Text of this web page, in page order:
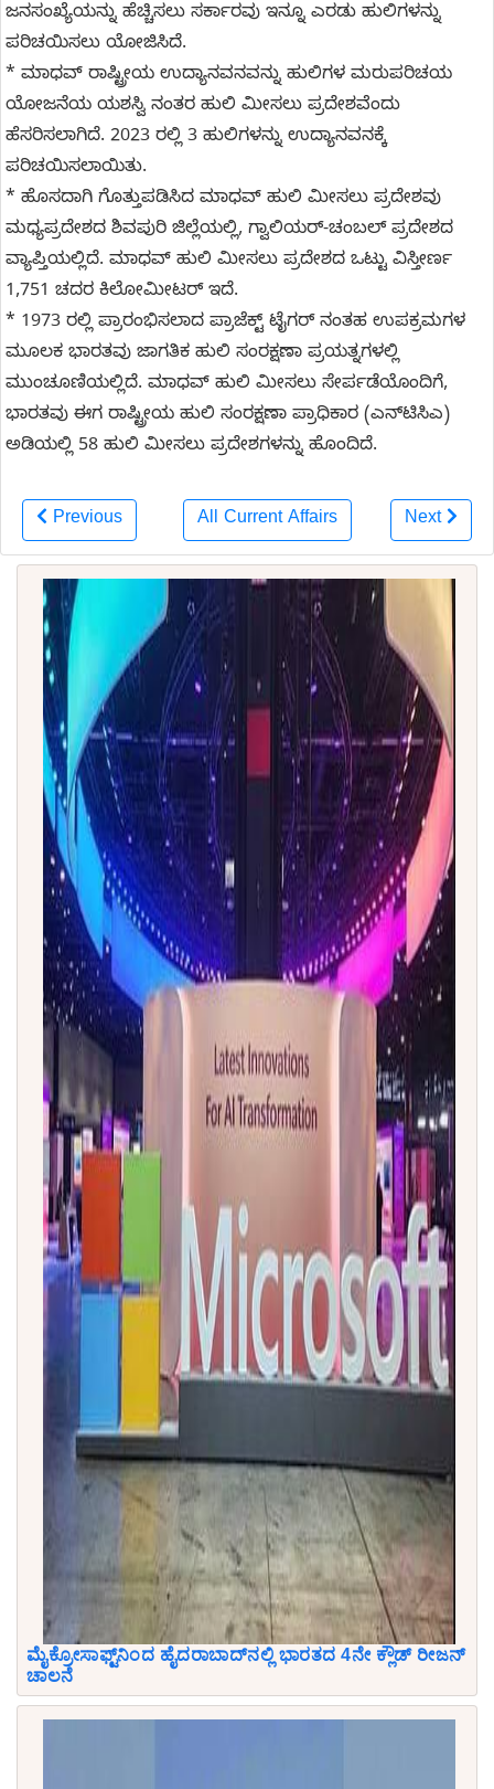
ಜನಸಂಖ್ಯೆಯನ್ನು ಹೆಚ್ಚಿಸಲು ಸರ್ಕಾರವು ಇನ್ನೂ ಎರಡು ಹುಲಿಗಳನ್ನು
ಪರಿಚಯಿಸಲು ಯೋಜಿಸಿದೆ.
* ಮಾಧವ್ ರಾಷ್ಟ್ರೀಯ ಉದ್ಯಾನವನವನ್ನು ಹುಲಿಗಳ ಮರುಪರಿಚಯ
ಯೋಜನೆಯ ಯಶಸ್ವಿ ನಂತರ ಹುಲಿ ಮೀಸಲು ಪ್ರದೇಶವೆಂದು
ಹೆಸರಿಸಲಾಗಿದೆ. 2023 ರಲ್ಲಿ 3 ಹುಲಿಗಳನ್ನು ಉದ್ಯಾನವನಕ್ಕೆ
ಪರಿಚಯಿಸಲಾಯಿತು.
* ಹೊಸದಾಗಿ ಗೊತ್ತುಪಡಿಸಿದ ಮಾಧವ್ ಹುಲಿ ಮೀಸಲು ಪ್ರದೇಶವು
ಮಧ್ಯಪ್ರದೇಶದ ಶಿವಪುರಿ ಜಿಲ್ಲೆಯಲ್ಲಿ, ಗ್ವಾಲಿಯರ್-ಚಂಬಲ್ ಪ್ರದೇಶದ
ವ್ಯಾಪ್ತಿಯಲ್ಲಿದೆ. ಮಾಧವ್ ಹುಲಿ ಮೀಸಲು ಪ್ರದೇಶದ ಒಟ್ಟು ವಿಸ್ತೀರ್ಣ
1,751 ಚದರ ಕಿಲೋಮೀಟರ್ ಇದೆ.
* 1973 ರಲ್ಲಿ ಪ್ರಾರಂಭಿಸಲಾದ ಪ್ರಾಜೆಕ್ಟ್ ಟೈಗರ್ ನಂತಹ ಉಪಕ್ರಮಗಳ
ಮೂಲಕ ಭಾರತವು ಜಾಗತಿಕ ಹುಲಿ ಸಂರಕ್ಷಣಾ ಪ್ರಯತ್ನಗಳಲ್ಲಿ
ಮುಂಚೂಣಿಯಲ್ಲಿದೆ. ಮಾಧವ್ ಹುಲಿ ಮೀಸಲು ಸೇರ್ಪಡೆಯೊಂದಿಗೆ,
ಭಾರತವು ಈಗ ರಾಷ್ಟ್ರೀಯ ಹುಲಿ ಸಂರಕ್ಷಣಾ ಪ್ರಾಧಿಕಾರ (ಎನ್‌ಟಿಸಿಎ)
ಅಡಿಯಲ್ಲಿ 58 ಹುಲಿ ಮೀಸಲು ಪ್ರದೇಶಗಳನ್ನು ಹೊಂದಿದೆ.
Previous All Current Affairs Next
ಮೈಕ್ರೋಸಾಫ್ಟ್‌ನಿಂದ ಹೈದರಾಬಾದ್‌ನಲ್ಲಿ ಭಾರತದ 4ನೇ ಕ್ಲೌಡ್ ರೀಜನ್
ಚಾಲನೆ